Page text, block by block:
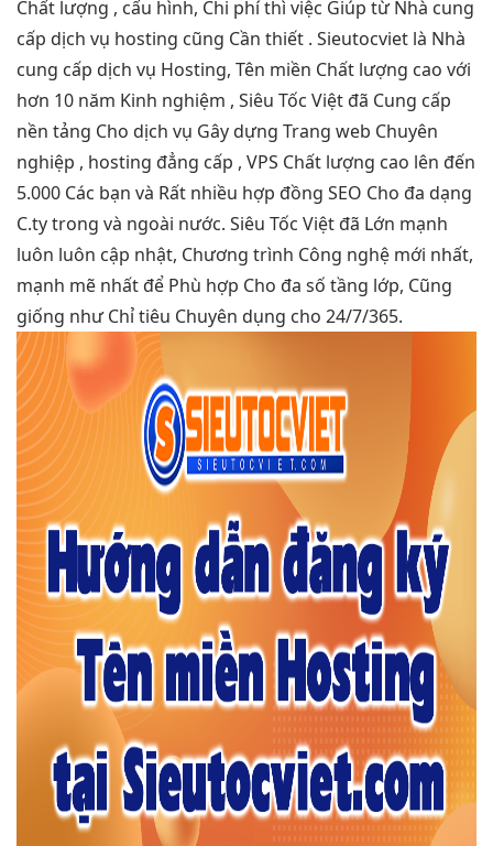
Chất lượng , cấu hình, Chi phí thì việc Giúp từ Nhà cung
cấp dịch vụ hosting cũng Cần thiết . Sieutocviet là Nhà
cung cấp dịch vụ Hosting, Tên miền Chất lượng cao với
hơn 10 năm Kinh nghiệm , Siêu Tốc Việt đã Cung cấp
nền tảng Cho dịch vụ Gây dựng Trang web Chuyên
nghiệp , hosting đẳng cấp , VPS Chất lượng cao lên đến
5.000 Các bạn và Rất nhiều hợp đồng SEO Cho đa dạng
C.ty trong và ngoài nước. Siêu Tốc Việt đã Lớn mạnh
luôn luôn cập nhật, Chương trình Công nghệ mới nhất,
mạnh mẽ nhất để Phù hợp Cho đa số tầng lớp, Cũng
giống như Chỉ tiêu Chuyên dụng cho 24/7/365.